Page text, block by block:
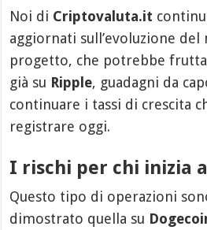
Noi di Criptovaluta.it
aggiornati sull’evoluzione del
progetto, che potrebbe
già su Ripple, guadagni da
continuare i tassi di crescita
registrare oggi.
I rischi per chi inizia
Questo tipo di operazioni
dimostrato quella su